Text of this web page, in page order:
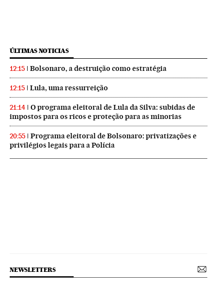
ÚLTIMAS NOTICIAS
12:15 Bolsonaro, a destruição como estratégia
12:15 Lula, uma ressurreição
21:14
O programa eleitoral de Lula da Silva: subidas de
impostos para os ricos e proteção para as minorias
20:55
Programa eleitoral de Bolsonaro: privatizações e
privilégios legais para a Polícia
NEWSLETTERS